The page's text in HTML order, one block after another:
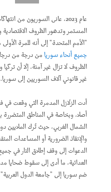
عام 2023، عانى السوريون من
المستمر وتدهور الظروف
"الأمم المتحدة" إلى أنه للمرة
جميع أنحاء سوريامن درجة من
الظروف لا تزال غير آمنة، إلا أن
غير قانوني آلاف السوريين إلى سوريا.
أدت الزلازل المدمرة التي وقعت في
أصلا، وبخاصة في المناطق
الشمال الغربي، حيث تُرك الملايين
والإنقاذ الضرورية أو المساعدات
الدعوات إلى وقف إطلاق النار في
العدائية، ما أدى إلى سقوط ضحايا
ضم سوريا إلى "جامعة الدول